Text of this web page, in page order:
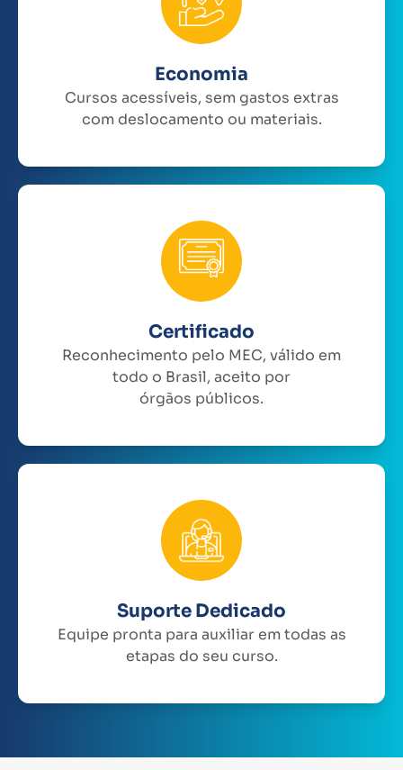
Economia
Cursos acessíveis, sem gastos extras
com deslocamento ou materiais.
Certificado
Reconhecimento pelo MEC, válido em
todo o Brasil, aceito por
órgãos públicos.
Suporte Dedicado
Equipe pronta para auxiliar em todas as
etapas do seu curso.